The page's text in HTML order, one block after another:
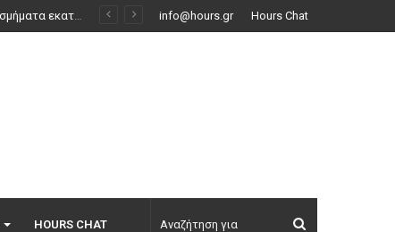
Πώς μπήκε η γαλλική σφραγίδα στο καλώδιο Ελλάδας-Κύπρου: Η γεωπολιτική σημασία της εμπλοκής της Meridiam info@hours.gr Hours Chat
HOURS CHAT